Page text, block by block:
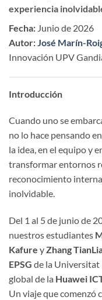
experiencia
Fecha: Junio de 2026
Autor:José Marín-
Innovación UPV
Introducción
Cuando uno se
no lo hace pensando
la idea, en el equipo y
transformar entornos
reconocimiento
inolvidable.
Del 1 al 5 de junio de
nuestros estudiantes
Kafure yZhang
EPSG de la Universitat
global de la Huawei
Un viaje que comenzó